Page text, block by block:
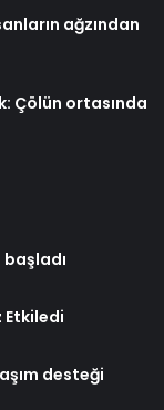
ağzından
Çölün ortasında
Etkiledi
desteği